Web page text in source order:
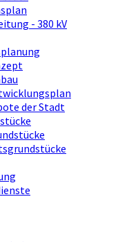
- 380 kV
der Stadt